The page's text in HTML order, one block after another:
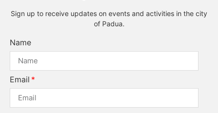
Sign up to receive updates on events and activities in the city
of Padua.
Name
Email